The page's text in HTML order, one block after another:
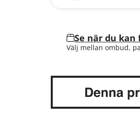
Se när du
Välj mellan ombud,